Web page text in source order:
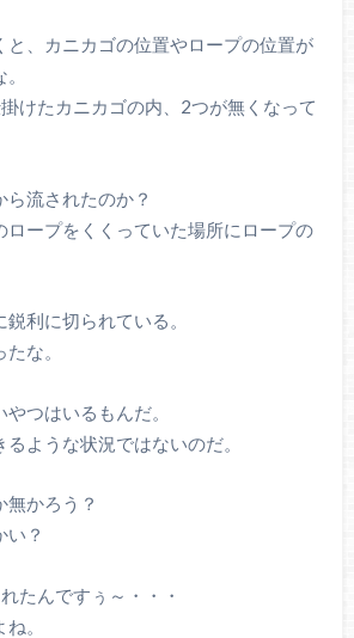
と、カニカゴの位置やロープの位置が
けたカニカゴの内、2つが無くなって
流されたのか？
ロープをくくっていた場所にロープの
利に切られている。
な。
つはいるもんだ。
ような状況ではないのだ。
無かろう？
い？
たんですぅ～・・・
。